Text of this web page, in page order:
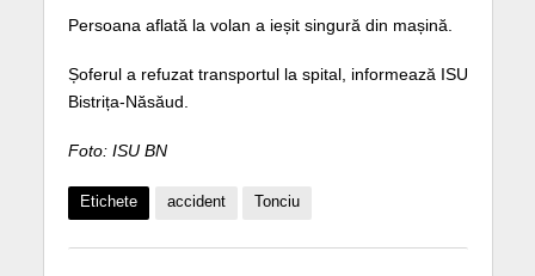
Persoana aflată la volan a ieșit singură din mașină.
Șoferul a refuzat transportul la spital, informează ISU
Bistrița-Năsăud.
Foto: ISU BN
Etichete accident Tonciu